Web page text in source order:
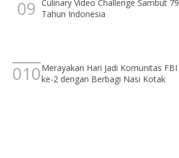
Culinary Video Challenge Sambut 79
Tahun Indonesia
Merayakan Hari Jadi Komunitas FBI
ke-2 dengan Berbagi Nasi Kotak